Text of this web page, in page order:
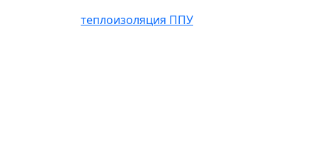
теплоизоляция ППУ